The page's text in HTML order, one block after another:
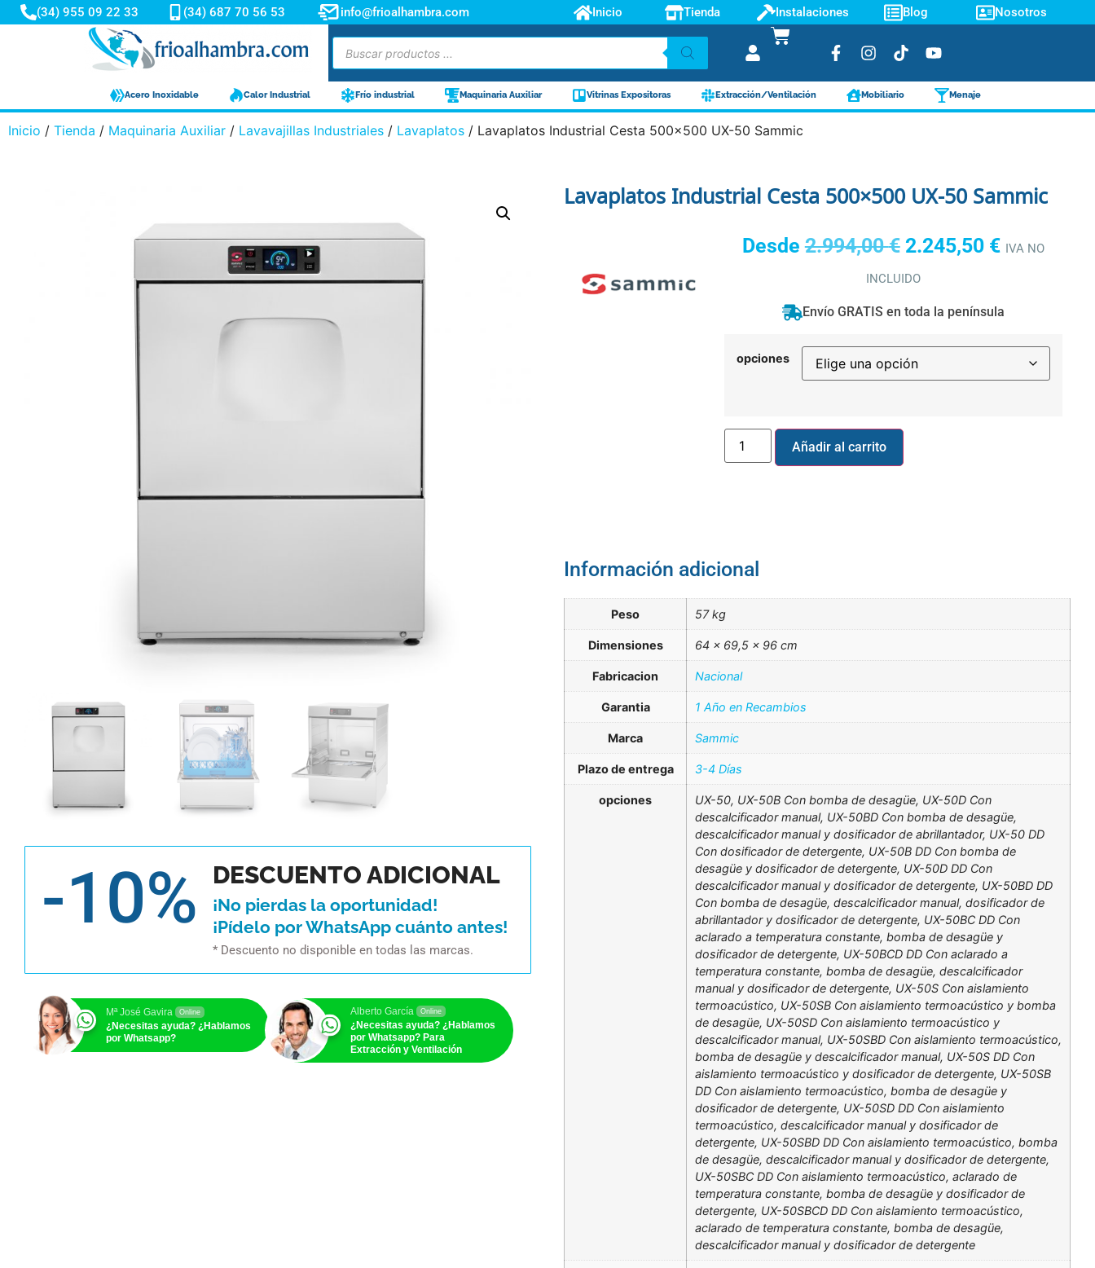
(34) 955 09 22 33 (34) 687 70 56 53 info@frioalhambra.com Inicio Tienda Instalaciones Blog Nosotros
Acero Inoxidable Calor Industrial Frío industrial Maquinaria Auxiliar Vitrinas Expositoras Extracción/Ventilación Mobiliario Menaje
Inicio / Tienda / Maquinaria Auxiliar / Lavavajillas Industriales / Lavaplatos / Lavaplatos Industrial Cesta 500×500 UX-50 Sammic
-10% DESCUENTO ADICIONAL
¡No pierdas la oportunidad!
¡Pídelo por WhatsApp cuánto antes!
* Descuento no disponible en todas las marcas.
Mª José Gavira Online
¿Necesitas ayuda? ¿Hablamos
por Whatsapp?
Alberto García Online
¿Necesitas ayuda? ¿Hablamos
por Whatsapp? Para
Extracción y Ventilación
Lavaplatos Industrial Cesta 500×500 UX-50 Sammic
Desde2.994,00€ 2.245,50 € IVA NO
INCLUIDO
Envío GRATIS en toda la península
opciones
Añadir al carrito
Información adicional
Peso 57 kg
Dimensiones 64 × 69,5 × 96 cm
Fabricacion Nacional
Garantia 1 Año en Recambios
Marca Sammic
Plazo de entrega 3-4 Días
opciones
UX-50, UX-50B Con bomba de desagüe, UX-50D Con
descalcificador manual, UX-50BD Con bomba de desagüe,
descalcificador manual y dosificador de abrillantador, UX-50 DD
Con dosificador de detergente, UX-50B DD Con bomba de
desagüe y dosificador de detergente, UX-50D DD Con
descalcificador manual y dosificador de detergente, UX-50BD DD
Con bomba de desagüe, descalcificador manual, dosificador de
abrillantador y dosificador de detergente, UX-50BC DD Con
aclarado a temperatura constante, bomba de desagüe y
dosificador de detergente, UX-50BCD DD Con aclarado a
temperatura constante, bomba de desagüe, descalcificador
manual y dosificador de detergente, UX-50S Con aislamiento
termoacústico, UX-50SB Con aislamiento termoacústico y bomba
de desagüe, UX-50SD Con aislamiento termoacústico y
descalcificador manual, UX-50SBD Con aislamiento termoacústico,
bomba de desagüe y descalcificador manual, UX-50S DD Con
aislamiento termoacústico y dosificador de detergente, UX-50SB
DD Con aislamiento termoacústico, bomba de desagüe y
dosificador de detergente, UX-50SD DD Con aislamiento
termoacústico, descalcificador manual y dosificador de
detergente, UX-50SBD DD Con aislamiento termoacústico, bomba
de desagüe, descalcificador manual y dosificador de detergente,
UX-50SBC DD Con aislamiento termoacústico, aclarado de
temperatura constante, bomba de desagüe y dosificador de
detergente, UX-50SBCD DD Con aislamiento termoacústico,
aclarado de temperatura constante, bomba de desagüe,
descalcificador manual y dosificador de detergente